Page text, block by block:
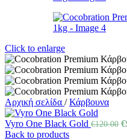
Click to enlarge
Αρχική σελίδα / Κάρβουνα
Vyro One Black Gold €120.00 €
Back to products